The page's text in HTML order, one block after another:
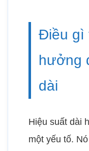
Điều gì
hưởng
dài
Hiệu suất dài
một yếu tố.